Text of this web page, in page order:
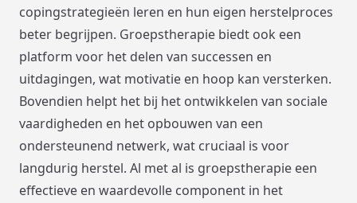
copingstrategieën leren en hun eigen herstelproces
beter begrijpen. Groepstherapie biedt ook een
platform voor het delen van successen en
uitdagingen, wat motivatie en hoop kan versterken.
Bovendien helpt het bij het ontwikkelen van sociale
vaardigheden en het opbouwen van een
ondersteunend netwerk, wat cruciaal is voor
langdurig herstel. Al met al is groepstherapie een
effectieve en waardevolle component in het